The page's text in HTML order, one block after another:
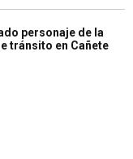
personaje de la
tránsito en Cañete